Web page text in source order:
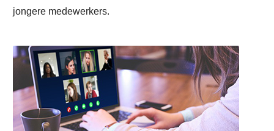
jongere medewerkers.